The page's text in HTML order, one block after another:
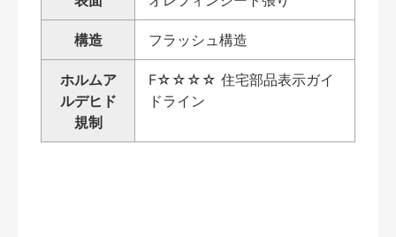
構造 フラッシュ構造
ホルムア
ルデヒド
規制
F☆☆☆☆ 住宅部品表示ガイ
ドライン